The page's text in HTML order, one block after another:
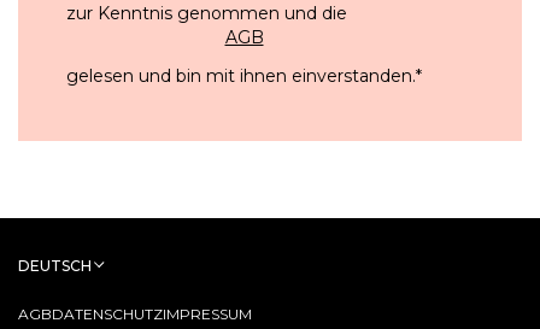
zur Kenntnis genommen und die
AGB
gelesen und bin mit ihnen einverstanden.*
AGBDATENSCHUTZIMPRESSUM
DEUTSCH